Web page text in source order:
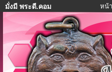
มั่งมี พระดี.คอม หน้